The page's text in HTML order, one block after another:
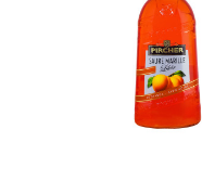
In den Korb